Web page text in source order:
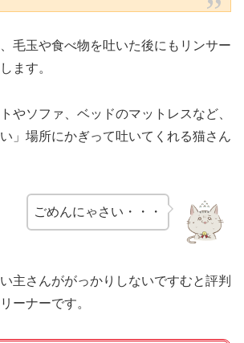
毛玉や食べ物を吐いた後にもリンサー
ます。
やソファ、ベッドのマットレスなど、
い」場所にかぎって吐いてくれる猫さん
ごめんにゃさい・・・
主さんががっかりしないですむと評判
ーナーです。